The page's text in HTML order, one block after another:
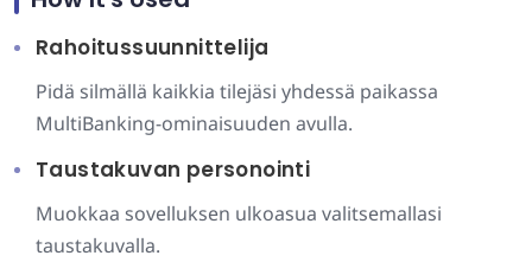
Rahoitussuunnittelija
Pidä silmällä kaikkia tilejäsi yhdessä paikassa
MultiBanking-ominaisuuden avulla.
Taustakuvan personointi
Muokkaa sovelluksen ulkoasua valitsemallasi
taustakuvalla.